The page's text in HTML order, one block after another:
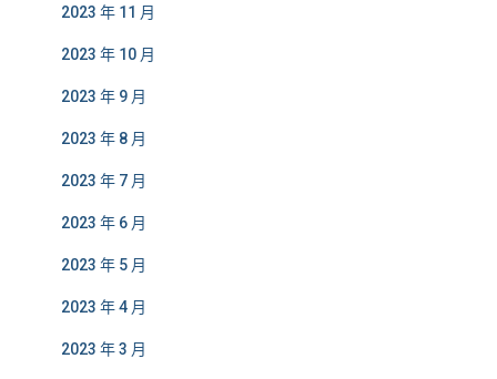
2023 年 11 月
2023 年 10 月
2023 年 9 月
2023 年 8 月
2023 年 7 月
2023 年 6 月
2023 年 5 月
2023 年 4 月
2023 年 3 月